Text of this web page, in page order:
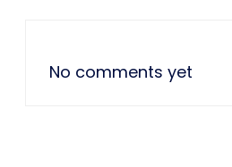
No comments yet